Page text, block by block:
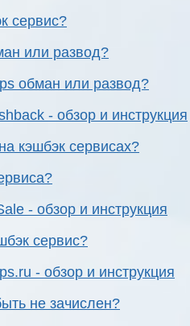
сервис?
или развод?
обман или развод?
- обзор и инструкция
кэшбэк сервисах?
- обзор и инструкция
сервис?
- обзор и инструкция
не зачислен?